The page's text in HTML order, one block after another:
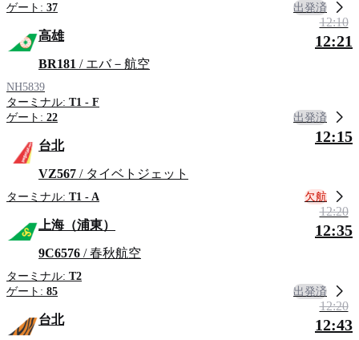
ゲート: 37 出発済
高雄
BR181 / エバ－航空
NH5839
ターミナル: T1 - F
ゲート: 22
12:10
12:21
出発済
台北
VZ567 / タイベトジェット
ターミナル: T1 - A
12:15
欠航
上海（浦東）
9C6576 / 春秋航空
ターミナル: T2
ゲート: 85
12:20
12:35
出発済
台北
12:20
12:43